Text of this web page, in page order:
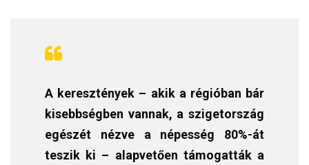
A keresztények – akik a régióban bár
kisebbségben vannak, a szigetország
egészét nézve a népesség 80%-át
teszik ki – alapvetően támogatták a